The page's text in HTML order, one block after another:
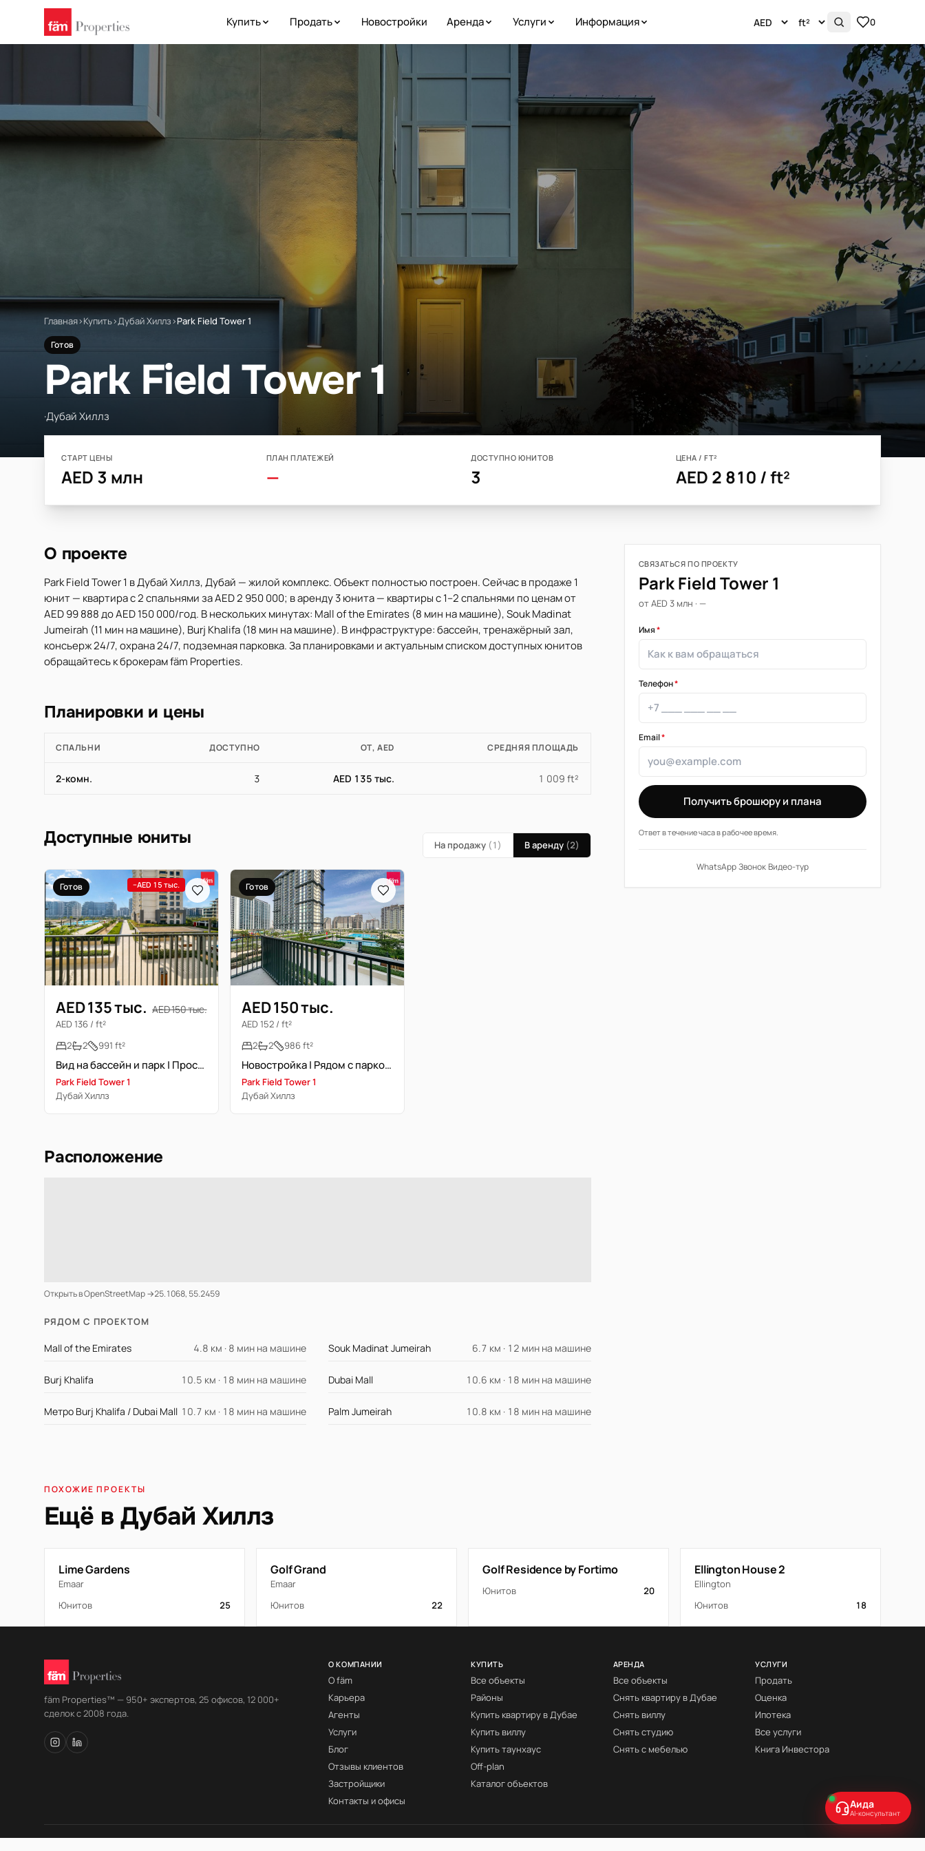
Купить Продать Новостройки Аренда Услуги Информация 0
Главная›Купить›Дубай Хиллз›Park Field Tower 1
Готов
Park Field Tower 1
·Дубай Хиллз
СТАРТ ЦЕНЫ
AED 3 млн
ПЛАН ПЛАТЕЖЕЙ
—
ДОСТУПНО ЮНИТОВ
3
ЦЕНА / FT²
AED 2 810 / ft²
О проекте
Park Field Tower 1 в Дубай Хиллз, Дубай — жилой комплекс. Объект полностью построен. Сейчас в продаже 1
юнит — квартира с 2 спальнями за AED 2 950 000; в аренду 3 юнита — квартиры с 1–2 спальнями по ценам от
AED 99 888 до AED 150 000/год. В нескольких минутах: Mall of the Emirates (8 мин на машине), Souk Madinat
Jumeirah (11 мин на машине), Burj Khalifa (18 мин на машине). В инфраструктуре: бассейн, тренажёрный зал,
консьерж 24/7, охрана 24/7, подземная парковка. За планировками и актуальным списком доступных юнитов
обращайтесь к брокерам fäm Properties.
Планировки и цены
СПАЛЬНИ ДОСТУПНО ОТ, AED СРЕДНЯЯ ПЛОЩАДЬ
2-комн. 3 AED 135 тыс. 1 009 ft²
Доступные юниты На продажу (1) В аренду (2)
Готов −AED 15 тыс.
AED 135 тыс. AED 150 тыс.
AED 136 / ft²
2
2 991 ft²
Вид на бассейн и парк | Просторная и современная | Новостройка
Park Field Tower 1
Дубай Хиллз
Готов
AED 150 тыс.
AED 152 / ft²
2
2 986 ft²
Новостройка | Рядом с парком | Без кондиционера
Park Field Tower 1
Дубай Хиллз
Расположение
Открыть в OpenStreetMap →25.1068, 55.2459
РЯДОМ С ПРОЕКТОМ
Mall of the Emirates 4.8 км · 8 мин на машине Souk Madinat Jumeirah 6.7 км · 12 мин на машине
Burj Khalifa 10.5 км · 18 мин на машине Dubai Mall 10.6 км · 18 мин на машине
Метро Burj Khalifa / Dubai Mall 10.7 км · 18 мин на машине Palm Jumeirah 10.8 км · 18 мин на машине
СВЯЗАТЬСЯ ПО ПРОЕКТУ
Park Field Tower 1
от AED 3 млн · —
Имя*
Телефон*
Email*
Получить брошюру и плана
Ответ в течение часа в рабочее время.
WhatsApp·Звонок·Видео-тур
ПОХОЖИЕ ПРОЕКТЫ
Ещё в Дубай Хиллз
Lime Gardens
Emaar
Юнитов
25
Golf Grand
Emaar
Юнитов
22
Golf Residence by Fortimo
Юнитов 20
Ellington House 2
Ellington
Юнитов
18
Аида
AI-консультант
fäm Properties™ — 950+ экспертов, 25 офисов, 12 000+
сделок с 2008 года.
О КОМПАНИИ
О fäm
Карьера
Агенты
Услуги
Блог
Отзывы клиентов
Застройщики
Контакты и офисы
КУПИТЬ
Все объекты
Районы
Купить квартиру в Дубае
Купить виллу
Купить таунхаус
Off-plan
Каталог объектов
АРЕНДА
Все объекты
Снять квартиру в Дубае
Снять виллу
Снять студию
Снять с мебелью
УСЛУГИ
Продать
Оценка
Ипотека
Все услуги
Книга Инвестора